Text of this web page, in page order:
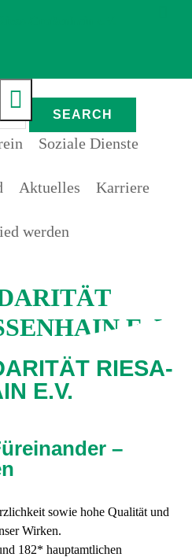
Soziale Dienste
Aktuelles Karriere
werden
E. V.
RIESA-
E.V.
–
sowie hohe Qualität und
Wirken.
182* hauptamtlichen